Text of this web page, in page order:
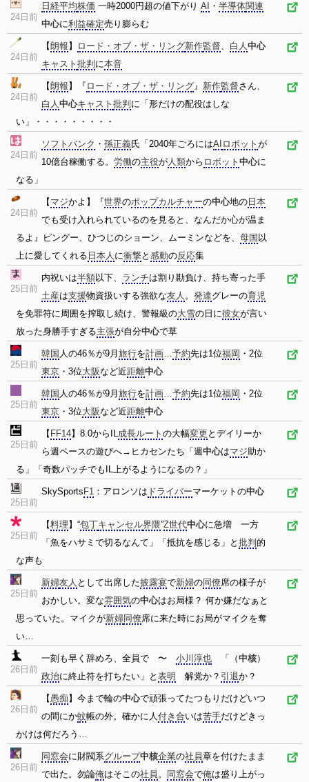
24日前
日経平均株価 一時2000円超の値下がり AI ・ 半導体関連
中心に利益確定売り膨らむ
24日前
【朗報 】 ロード・オブ・ザ・リング新作監督、 白人中心
キャスト 批判 に本音
24日前
【朗報 】『 ロード・オブ・ザ・リング』 新作監督さん、
白人中心キャスト 批判 に「形だけの配役はしな
い」・・・・・・・・・
24日前
ソフトバンク ・ 孫正義氏「2040年ごろにはAI ロボット が
10億台稼働する。 労働の主役が人類から ロボット 中心に
なる」
24日前
【 マジかよ】『世界のポップカルチャーの中心地の 日本
でも受け入れられているのを見ると、なんだか心が温ま
るよ』ピングー、ひつじのショーン、ムーミンなどを、 母国 以
上に愛してくれる 日本人 に衝撃と 感動の反応集
25日前
内祝いは半額以下、 ランチは割り勘負け、持ち寄った手
土産は支援物資扱いする強欲な友人 。 発達グレーの育児
を免罪符に周囲を搾取し続け、警報級の大雪の日に彼女が言い
放った身勝手すぎる主張が自分中心で草
25日前
韓国 人の46％が9月 旅行を計画…予約先は1位福岡 ・2位
東京 ・3位大阪など近距離中心
25日前
韓国 人の46％が9月 旅行を計画…予約先は1位福岡 ・2位
東京 ・3位大阪など近距離中心
25日前
【 FF14】8.0からIL成長ルート の大幅変更 とデイリーか
ら週ペースの遊びへ→ヒカセンたち「週中心はマジ助か
る」「奇数パッチでもIL上がるようになるの？」
25日前
SkySports F1 ：アロンソは ドライバーマーケットの中心
25日前
【料理 】“包丁キャンセル界隈”Z世代中心に急増 一方
「魚をハサミで切るなんて」「抵抗を感じる」と 批判 的
な声も
25日前
新婦友人 として出席した披露宴で新婦の同僚席の様子が
おかしい。変な雰囲気の中心はお局様？ 何か嫌だなぁと
思っていた。マイクが新婦同僚席に来た時にお局がマイクを奪
い…
26日前
一刻も早く辞めろ、全員で 〜 小川淳也 「（中核）
政治に終止符を打ちたい」と 表明 解党か？ 引退か？
26日前
【愚痴 】今まで輪の中心で頑張ってたつもりだけどいつ
の間にか蚊帳の外。確かに人付き合いは苦手だけどきっ
かけは何だろう…
26日前
同窓会に財閥系グループ中核企業の社員章を付けたまま
で出た。勿論俺はそこの社員 。 同窓会で俺は盛り上がっ